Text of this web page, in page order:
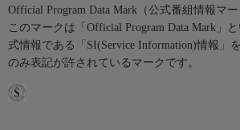
Official Program Data Mark（公式番組情報マー
このマークは「Official Program Data Mark」
式情報である「SI(Service Information)情報」
のみ表記が許されているマークです。